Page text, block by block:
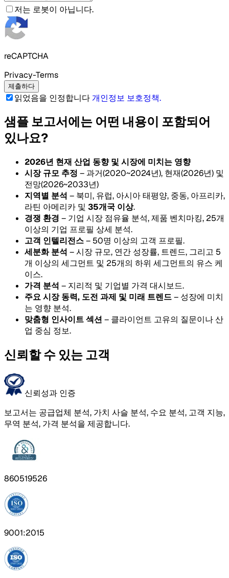
저는 로봇이 아닙니다.
reCAPTCHA
Privacy-Terms
제출하다
읽었음을 인정합니다개인정보 보호정책.
샘플 보고서에는 어떤 내용이 포함되어
있나요?
2026년 현재 산업 동향 및 시장에 미치는 영향
시장 규모 추정 – 과거(2020~2024년), 현재(2026년) 및
전망(2026~2033년)
지역별 분석 – 북미, 유럽, 아시아 태평양, 중동, 아프리카,
라틴 아메리카 및 35개국 이상.
경쟁 환경 – 기업 시장 점유율 분석, 제품 벤치마킹, 25개
이상의 기업 프로필 상세 분석.
고객 인텔리전스– 50명 이상의 고객 프로필.
세분화 분석 – 시장 규모, 연간 성장률, 트렌드, 그리고 5
개 이상의 세그먼트 및 25개의 하위 세그먼트의 유스 케
이스.
가격 분석 – 지리적 및 기업별 가격 대시보드.
주요 시장 동력, 도전 과제 및 미래 트렌드– 성장에 미치
는 영향 분석.
맞춤형 인사이트 섹션 – 클라이언트 고유의 질문이나 산
업 중심 정보.
신뢰할 수 있는 고객
신뢰성과 인증
보고서는 공급업체 분석, 가치 사슬 분석, 수요 분석, 고객 지능,
무역 분석, 가격 분석을 제공합니다.
860519526
9001:2015